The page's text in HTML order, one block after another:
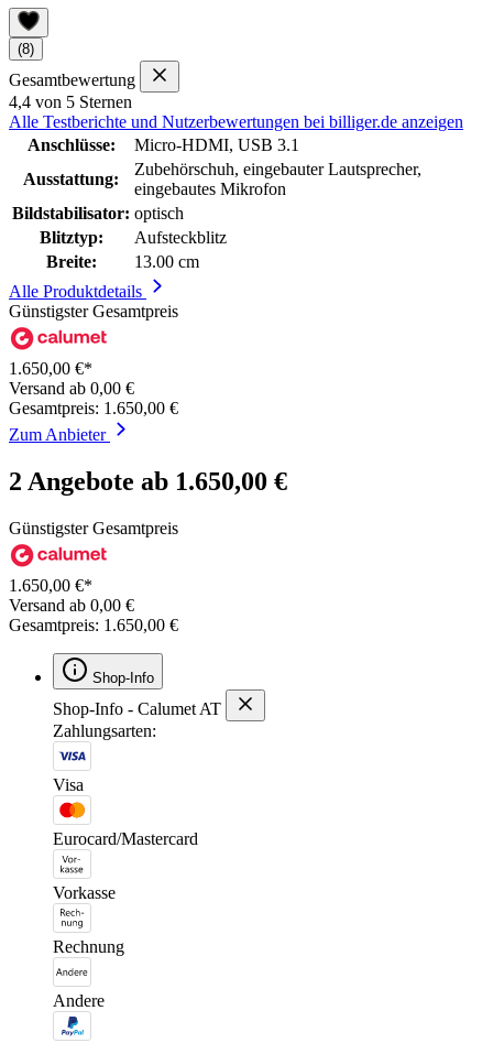
(8)
Gesamtbewertung
4,4 von 5 Sternen
Alle Testberichte und Nutzerbewertungen bei billiger.de anzeigen
Anschlüsse:
Micro-HDMI, USB 3.1
Ausstattung:
Zubehörschuh, eingebauter Lautsprecher,
eingebautes Mikrofon
Bildstabilisator: optisch
Blitztyp:
Aufsteckblitz
Breite:
13.00 cm
Alle Produktdetails
Günstigster Gesamtpreis
1.650,00 €*
Versand ab 0,00 €
Gesamtpreis: 1.650,00 €
Zum Anbieter
2 Angebote ab 1.650,00 €
Günstigster Gesamtpreis
1.650,00 €*
Versand ab 0,00 €
Gesamtpreis: 1.650,00 €
Shop-Info
Shop-Info - Calumet AT
Zahlungsarten:
Visa
Eurocard/Mastercard
Vorkasse
Rechnung
Andere